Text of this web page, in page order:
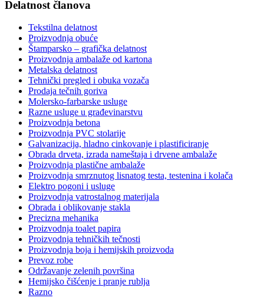
Delatnost članova
Tekstilna delatnost
Proizvodnja obuće
Štamparsko – grafička delatnost
Proizvodnja ambalaže od kartona
Metalska delatnost
Tehnički pregled i obuka vozača
Prodaja tečnih goriva
Molersko-farbarske usluge
Razne usluge u građevinarstvu
Proizvodnja betona
Proizvodnja PVC stolarije
Galvanizacija, hladno cinkovanje i plastificiranje
Obrada drveta, izrada nameštaja i drvene ambalaže
Proizvodnja plastične ambalaže
Proizvodnja smrznutog lisnatog testa, testenina i kolača
Elektro pogoni i usluge
Proizvodnja vatrostalnog materijala
Obrada i oblikovanje stakla
Precizna mehanika
Proizvodnja toalet papira
Proizvodnja tehničkih tečnosti
Proizvodnja boja i hemijskih proizvoda
Prevoz robe
Održavanje zelenih površina
Hemijsko čišćenje i pranje rublja
Razno